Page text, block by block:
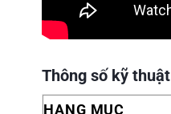
Thông số kỹ thuật
HẠNG MỤC